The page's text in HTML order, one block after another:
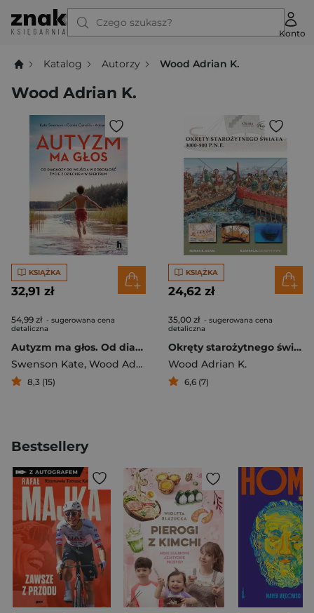
Czego szukasz?
Konto
Katalog Autorzy Wood Adrian K.
Wood Adrian K.
KSIĄŻKA
32,91 zł
54,99 zł - sugerowana cena
detaliczna
Autyzm ma głos. Od diagnozy do wejścia w dorosłość. Życie z dzieckiem w spektrum
Swenson Kate, Wood Adrian K. ,Cariello Carrie
8,3 (15)
KSIĄŻKA
24,62 zł
35,00 zł - sugerowana cena
detaliczna
Okręty starożytnego świata 3000-500 p.n.e.
Wood Adrian K.
6,6 (7)
Bestsellery